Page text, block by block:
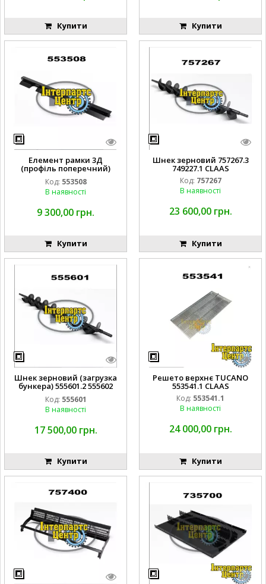
Купити Купити
Елемент рамки 3Д
(профіль поперечний)
553508.1 0005535081 CLAAS
Код: 553508
В наявності
9 300,00 грн.
Купити
Шнек зерновий 757267.3
749227.1 CLAAS
Код: 757267
В наявності
23 600,00 грн.
Купити
Шнек зерновий (загрузка
бункера) 555601.2 555602
Код: 555601
В наявності
17 500,00 грн.
Купити
Решето верхнє TUCANO
553541.1 CLAAS
Код: 553541.1
В наявності
24 000,00 грн.
Купити